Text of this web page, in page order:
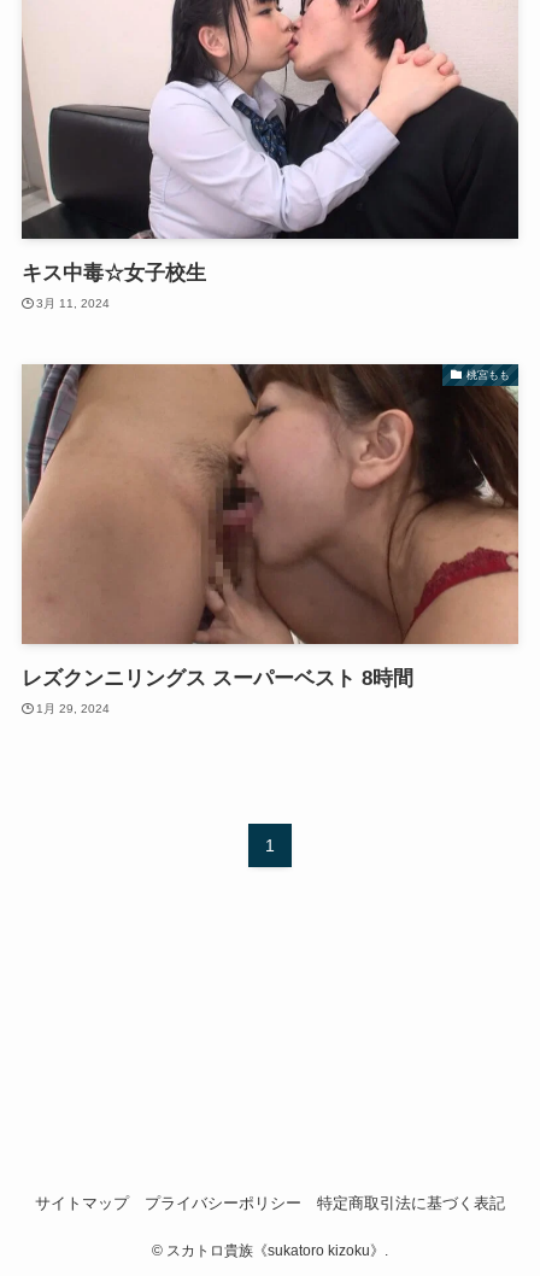
キス中毒☆女子校生
3月 11, 2024
桃宮もも
レズクンニリングス スーパーベスト 8時間
1月 29, 2024
1
サイトマップ プライバシーポリシー 特定商取引法に基づく表記
© スカトロ貴族《sukatoro kizoku》.